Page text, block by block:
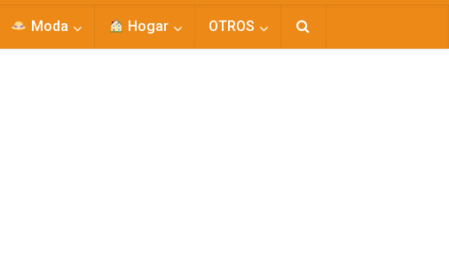
Moda Hogar OTROS